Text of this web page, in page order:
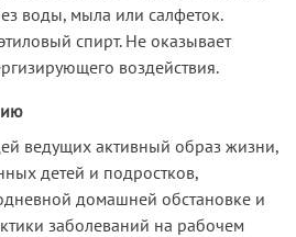
воды, мыла или салфеток.
спирт. Не оказывает
воздействия.
ведущих активный образ жизни,
детей и подростков,
домашней обстановке и
заболеваний на рабочем